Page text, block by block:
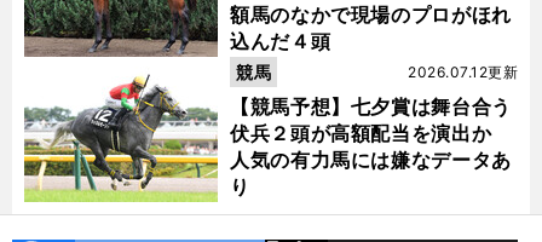
額馬のなかで現場のプロがほれ
込んだ４頭
【競馬予想】七夕賞は舞台合う
伏兵２頭が高額配当を演出か
人気の有力馬には嫌なデータあ
り
2026.07.12更新
競馬